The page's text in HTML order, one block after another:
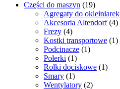
Części do maszyn (19)
Agregaty do okleiniarek
Akcesoria Altendorf (4)
Frezy (4)
Kostki transportowe (1)
Podcinacze (1)
Polerki (1)
Rolki dociskowe (1)
Smary (1)
Wentylatory (2)